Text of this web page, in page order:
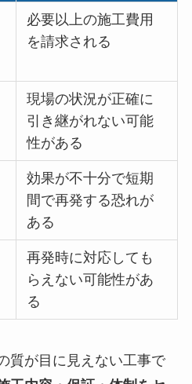
必要以上の施工費用
を請求される
現場の状況が正確に
引き継がれない可能
性がある
効果が不十分で短期
間で再発する恐れが
ある
再発時に対応しても
らえない可能性があ
る
質が目に見えない工事で